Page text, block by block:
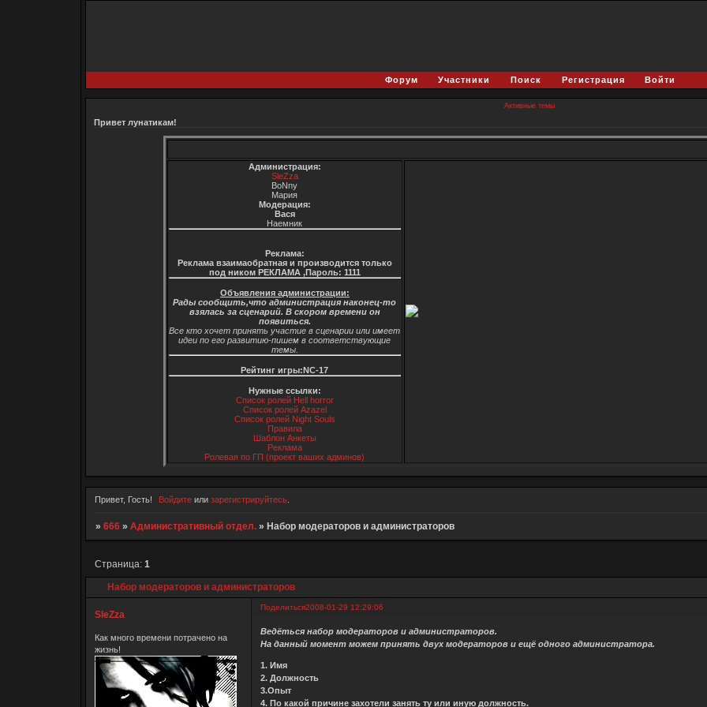
Форум Участники Поиск Регистрация Войти
Активные темы
Привет лунатикам!
Администрация:
SleZza
BoNny
Мария
Модерация:
Вася
Наемник
Реклама:
Реклама взаимаобратная и производится только
под ником РЕКЛАМА ,Пароль: 1111
Объявления администрации:
Рады сообщить,что администрация наконец-то
взялась за сценарий. В скором времени он
появиться.
Все кто хочет принять участие в сценарии или имеет
идеи по его развитию-пишем в соответствующие
темы.
Рейтинг игры:NC-17
Нужные ссылки:
Список ролей Hell horror
Список ролей Azazel
Список ролей Night Souls
Правила
Шаблон Анкеты
Реклама
Ролевая по ГП (проект ваших админов)
Привет, Гость! Войдите илизарегистрируйтесь
» 666 » Административный отдел. » Набор модераторов и администраторов
Набор модераторов и администраторов
Страница: 1
Поделиться2008-01-29 12:29:06
SleZza
Как много времени потрачено на
жизнь!
Ведёться набор модераторов и администраторов.
На данный момент можем принять двух модераторов и ещё одного администратора.
1. Имя
2. Должность
3.Опыт
4. По какой причине захотели занять ту или иную должность.